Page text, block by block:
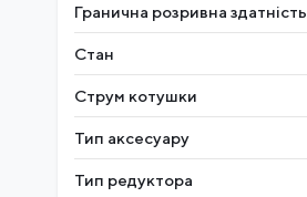
Гранична розривна здатність
Стан
Струм котушки
Тип аксесуару
Тип редуктора